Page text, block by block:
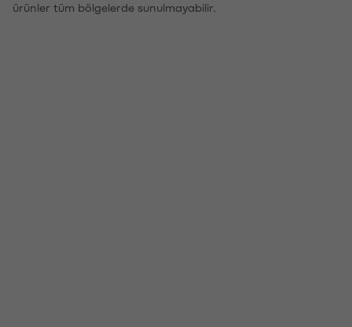
ürünler tüm bölgelerde sunulmayabilir.